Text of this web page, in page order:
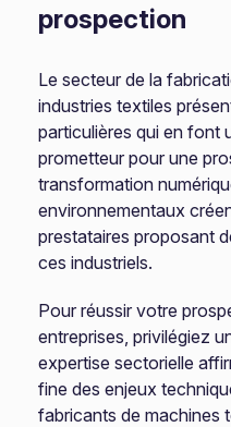
prospection
Le secteur de la
industries textiles
particulières qui en font
prometteur pour une
transformation
environnementaux
prestataires proposant
ces industriels.
Pour réussir votre
entreprises, privilégiez
expertise sectorielle
fine des enjeux
fabricants de machines